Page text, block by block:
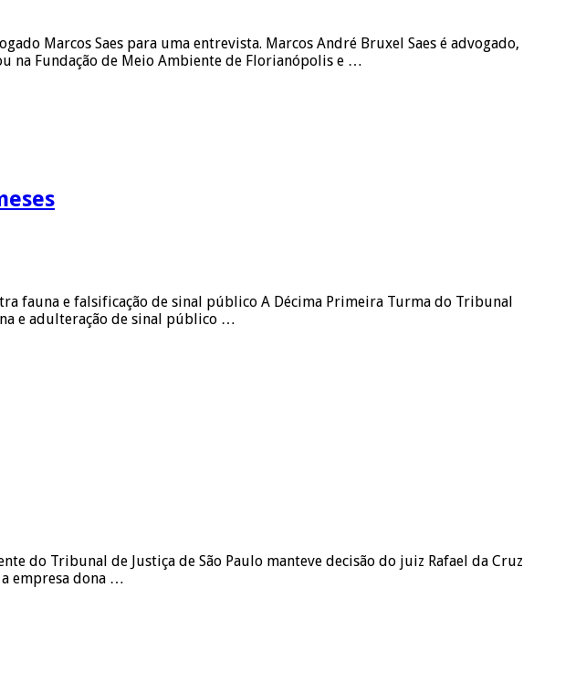
Marcos Saes para uma entrevista. Marcos André Bruxel Saes é advogado,
na Fundação de Meio Ambiente de Florianópolis e …
fauna e falsificação de sinal público A Décima Primeira Turma do Tribunal
e adulteração de sinal público …
do Tribunal de Justiça de São Paulo manteve decisão do juiz Rafael da Cruz
empresa dona …